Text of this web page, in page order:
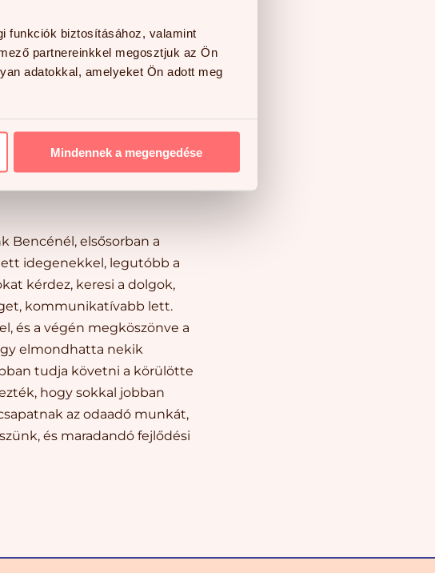
funkciók biztosításához, valamint
partnereinkkel megosztjuk az Ön
adatokkal, amelyeket Ön adott meg
Mindennek a megengedése
is nagy nehézséget
mutattak. Hosszú távú
megfelelő szintet. Ahogy
Az igazi örömöt azonban a
Bencénél, elsősorban a
idegenekkel, legutóbb a
kérdez, keresi a dolgok,
kommunikatívabb lett.
és a végén megköszönve a
elmondhatta nekik
tudja követni a körülötte
hogy sokkal jobban
az odaadó munkát,
és maradandó fejlődési